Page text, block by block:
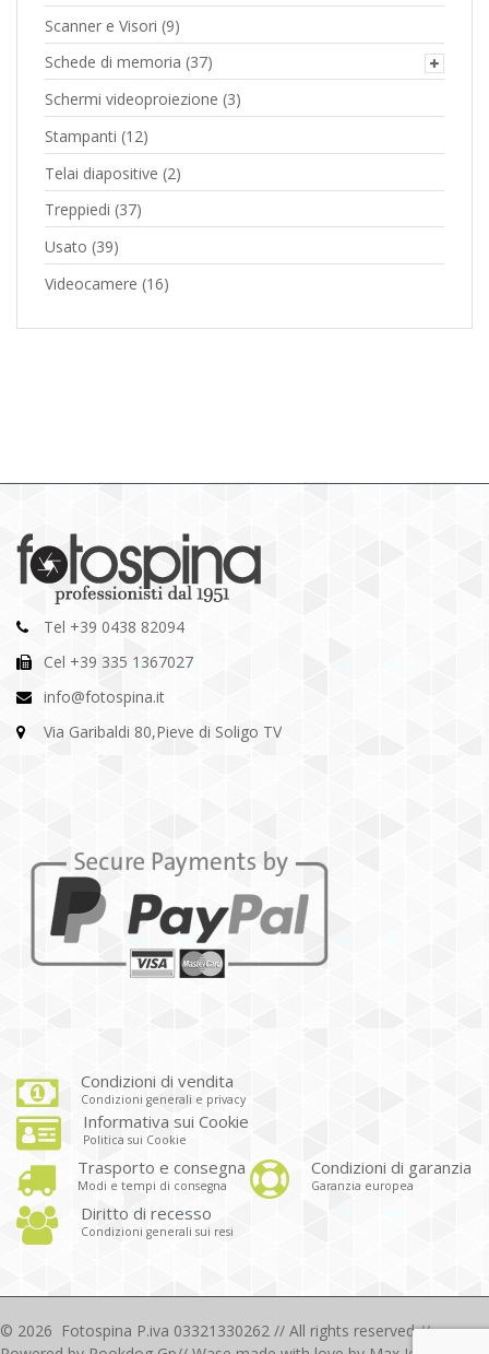
Scanner e Visori (9)
Schede di memoria (37)
Schermi videoproiezione (3)
Stampanti (12)
Telai diapositive (2)
Treppiedi (37)
Usato (39)
Videocamere (16)
Tel +39 0438 82094
Cel +39 335 1367027
info@fotospina.it
Via Garibaldi 80,Pieve di Soligo TV
Condizioni di vendita
Condizioni generali e privacy
Informativa sui Cookie
Politica sui Cookie
Trasporto e consegna
Modi e tempi di consegna
Condizioni di garanzia
Garanzia europea
Diritto di recesso
Condizioni generali sui resi
© 2026 Fotospina P.iva 03321330262 // All rights reserved //